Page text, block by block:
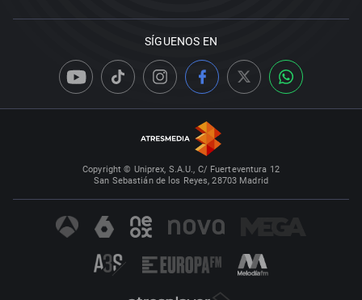
SÍGUENOS EN
Copyright © Uniprex, S.A.U., C/ Fuerteventura 12
San Sebastián de los Reyes, 28703 Madrid